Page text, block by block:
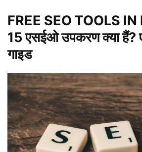
FREE SEO TOOLS IN
15 एसईओ उपकरण क्या हैं?
गाइड